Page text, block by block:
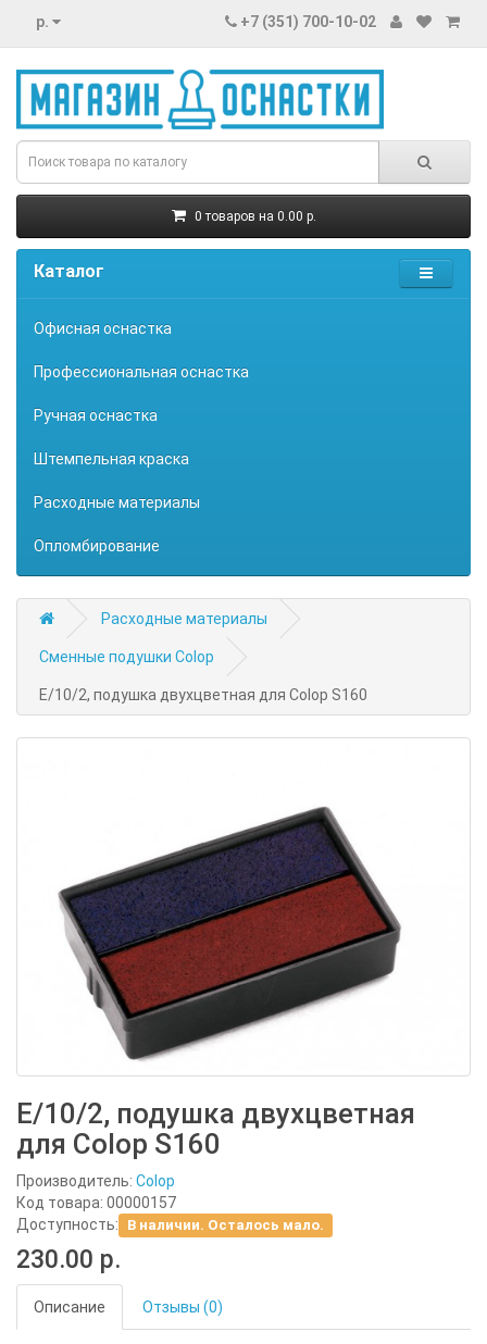
р. +7 (351) 700-10-02
0 товаров на 0.00 р.
Каталог
Офисная оснастка
Профессиональная оснастка
Ручная оснастка
Штемпельная краска
Расходные материалы
Опломбирование
Расходные материалы
Сменные подушки Colop
E/10/2, подушка двухцветная для Colop S160
E/10/2, подушка двухцветная
для Colop S160
Производитель: Colop
Код товара: 00000157
Доступность:
В наличии. Осталось мало.
230.00 р.
Описание Отзывы (0)